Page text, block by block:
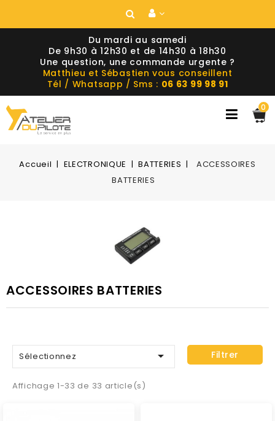
Du mardi au samedi
De 9h30 à 12h30 et de 14h30 à 18h30
Une question, une commande urgente ?
Matthieu et Sébastien vous conseillent
Tél / Whatsapp / Sms : 06 63 99 98 91
0
Accueil ELECTRONIQUE BATTERIES
ACCESSOIRES
BATTERIES
ACCESSOIRES BATTERIES
Sélectionnez  Filtrer
Affichage 1-33 de 33 article(s)